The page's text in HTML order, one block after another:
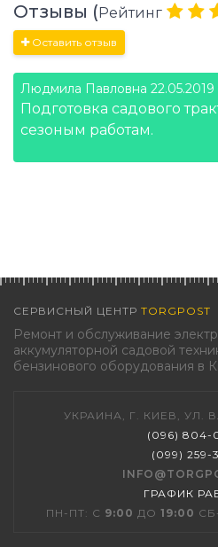
Отзывы (Рейтинг
Оставить отзыв
Людмила Павловна 22.05.2019
Подготовка садового
сезоным работам.
СЕРВИСНЫЙ ЦЕНТР TORGPOST
Ремонт и обслуживание
аккумуляторной садовой
бензинового оборудования в
УКРАИНА, Г. КИЕВ, УЛ.
(096) 804-
(099) 259-
ГРАФИК
ПН-ПТ: С 9:00 ДО 19:00